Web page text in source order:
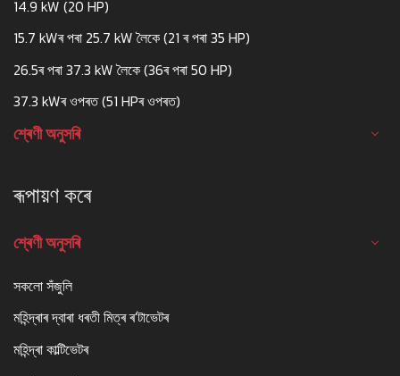
14.9 kW (20 HP)
15.7 kWৰ পৰা 25.7 kW লৈকে (21 ৰ পৰা 35 HP)
26.5ৰ পৰা 37.3 kW লৈকে (36ৰ পৰা 50 HP)
37.3 kWৰ ওপৰত (51 HPৰ ওপৰত)
শ্ৰেণী অনুসৰি
ৰূপায়ণ কৰে
শ্ৰেণী অনুসৰি
সকলো সঁজুলি
মহিন্দ্ৰাৰ দ্বাৰা ধৰতী মিত্ৰ ৰ'টাভেটৰ
মহিন্দ্ৰা কাল্টিভেটৰ